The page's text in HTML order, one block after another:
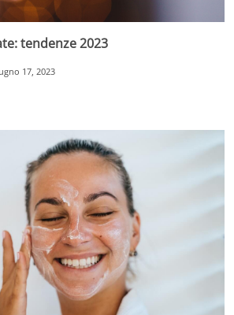
tendenze 2023
17, 2023